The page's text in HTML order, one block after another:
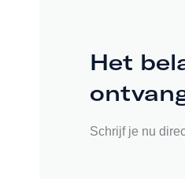
Het
Schrijf je nu